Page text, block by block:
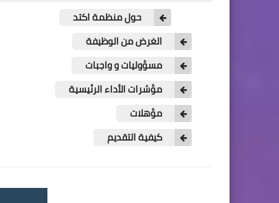
حول منظمة اكتد
الغرض من الوظيفة
مسؤوليات و واجبات
مؤشرات الأداء الرئيسية
مؤهلات
كيفية التقديم